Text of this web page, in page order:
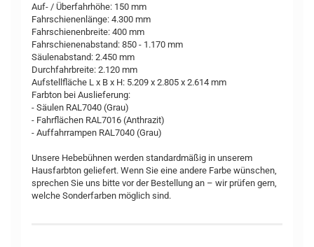
Auf- / Überfahrhöhe: 150 mm
Fahrschienenlänge: 4.300 mm
Fahrschienenbreite: 400 mm
Fahrschienenabstand: 850 - 1.170 mm
Säulenabstand: 2.450 mm
Durchfahrbreite: 2.120 mm
Aufstellfläche L x B x H: 5.209 x 2.805 x 2.614 mm
Farbton bei Auslieferung:
- Säulen RAL7040 (Grau)
- Fahrflächen RAL7016 (Anthrazit)
- Auffahrrampen RAL7040 (Grau)
Unsere Hebebühnen werden standardmäßig in unserem
Hausfarbton geliefert. Wenn Sie eine andere Farbe wünschen,
sprechen Sie uns bitte vor der Bestellung an – wir prüfen gern,
welche Sonderfarben möglich sind.